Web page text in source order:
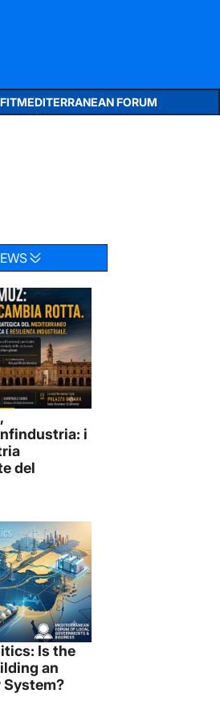
MEDITERRANEAN FORUM
i
del
Is the
an
System?